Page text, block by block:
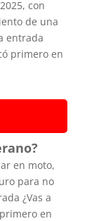
con
de una
entrada
primero en
en moto,
para no
¿Vas a
en